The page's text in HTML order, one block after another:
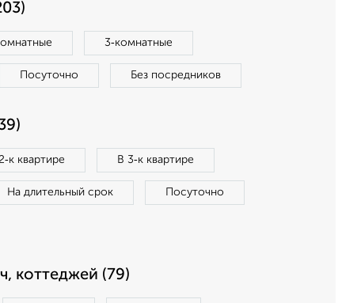
3‑комнатные
Посуточно Без посредников
квартире В 3‑к квартире
На длительный срок Посуточно
коттеджей (79)